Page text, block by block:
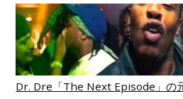
Dr. Dre「The Next Episode」の